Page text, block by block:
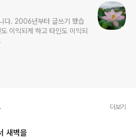
다. 2006년부터 글쓰기 했습
이익되게 하고 타인도 이익되
더보기
새벽을